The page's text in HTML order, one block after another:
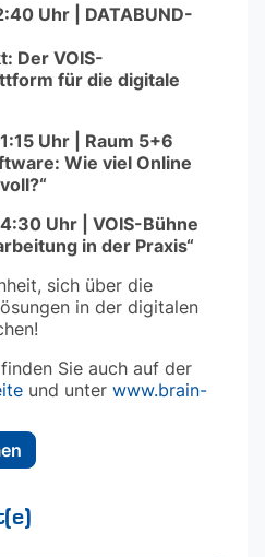
Uhr | DATABUND-
Der VOIS-
für die digitale
Uhr | Raum 5+6
Wie viel Online
Uhr | VOIS-Bühne
in der Praxis“
sich über die
in der digitalen
Sie auch auf der
und unter www.brain-